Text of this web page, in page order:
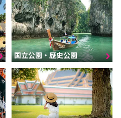
国立公園・歴史公園